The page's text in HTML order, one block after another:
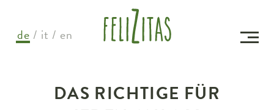
de it en
DAS RICHTIGE FÜR